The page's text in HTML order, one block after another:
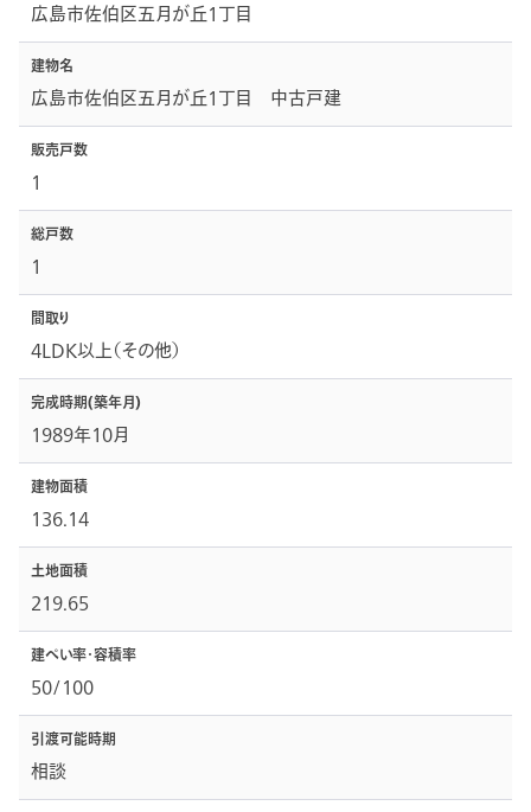
広島市佐伯区五月が丘1丁目
建物名
広島市佐伯区五月が丘1丁目 中古戸建
販売戸数
1
総戸数
1
間取り
4LDK以上（その他）
完成時期(築年月)
1989年10月
建物面積
136.14
土地面積
219.65
建ぺい率・容積率
50/100
引渡可能時期
相談